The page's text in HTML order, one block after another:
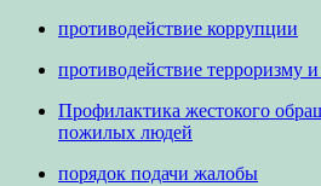
противодействие коррупции
противодействие терроризму
Профилактика жестокого
пожилых людей
порядок подачи жалобы